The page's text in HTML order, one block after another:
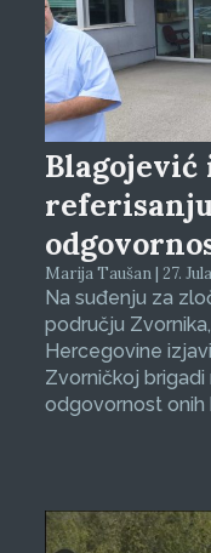
Blagojević
Marija Taušan | 27.
Na suđenju za
području
Hercegovine
Zvorničkoj
odgovornost onih